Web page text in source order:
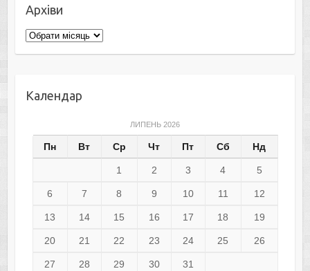
Архіви
Архіви
Календар
ЛИПЕНЬ 2026
Пн Вт Ср Чт Пт Сб Нд
1 2 3 4 5
6 7 8 9 10 11 12
13 14 15 16 17 18 19
20 21 22 23 24 25 26
27 28 29 30
31